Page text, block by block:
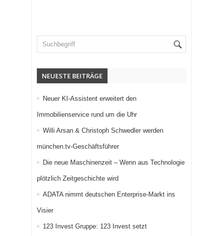
NEUESTE BEITRÄGE
Neuer KI-Assistent erweitert den
Immobilienservice rund um die Uhr
Willi Arsan & Christoph Schwedler werden
münchen.tv-Geschäftsführer
Die neue Maschinenzeit – Wenn aus Technologie
plötzlich Zeitgeschichte wird
ADATA nimmt deutschen Enterprise-Markt ins
Visier
123 Invest Gruppe: 123 Invest setzt